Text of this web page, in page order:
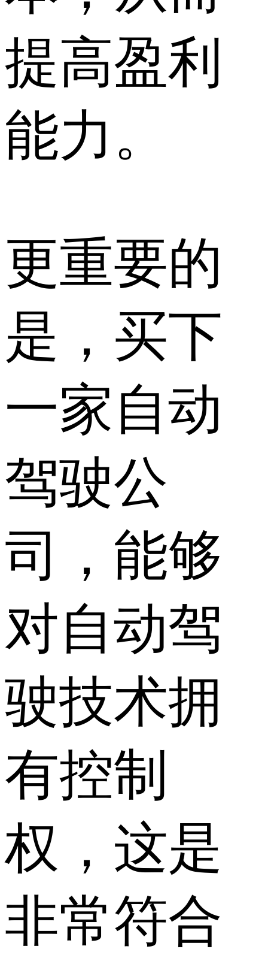
提高盈利
能力。
更重要的
是，买下
一家自动
驾驶公
司，能够
对自动驾
驶技术拥
有控制
权，这是
非常符合